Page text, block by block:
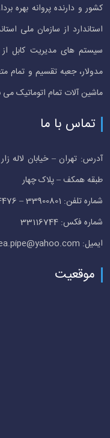
کشور و دارنده پروانه بهره
استاندارد از سازمان ملی
سیستم های مدیریت کابل از
مدولار، جعبه تقسیم و تمام
ماشین آلات تمام اتوماتیک می
تماس با ما
آدرس: تهران – خیابان لاله
طبقه همکف – پلاک چهار
شماره تلفن: 33900801 – 33914476
شماره فکس: 33116744
ایمیل: ea.pipe@yahoo.com
موقعیت